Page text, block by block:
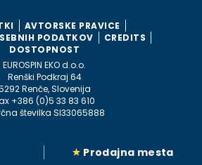
AVTORSKE PRAVICE
PODATKOV
CREDITS
DOSTOPNOST
EUROSPIN EKO d.o.o.
Renški Podkraj 64
Renče, Slovenija
+386 (0)5 33 83 610
številka SI33065888
Prodajna mesta